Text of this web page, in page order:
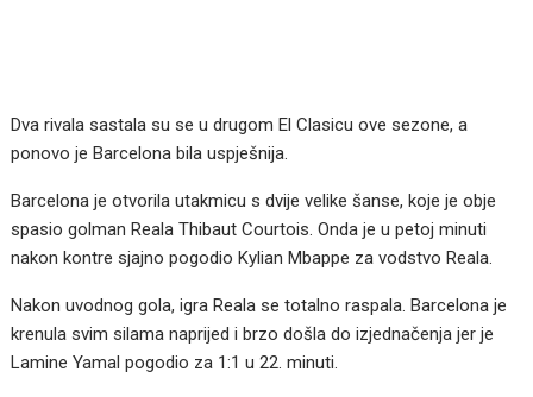
Dva rivala sastala su se u drugom El Clasicu ove sezone, a
ponovo je Barcelona bila uspješnija.
Barcelona je otvorila utakmicu s dvije velike šanse, koje je obje
spasio golman Reala Thibaut Courtois. Onda je u petoj minuti
nakon kontre sjajno pogodio Kylian Mbappe za vodstvo Reala.
Nakon uvodnog gola, igra Reala se totalno raspala. Barcelona je
krenula svim silama naprijed i brzo došla do izjednačenja jer je
Lamine Yamal pogodio za 1:1 u 22. minuti.